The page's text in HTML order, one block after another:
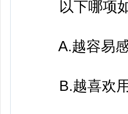
以下哪项如
A.越容易感
B.越喜欢用